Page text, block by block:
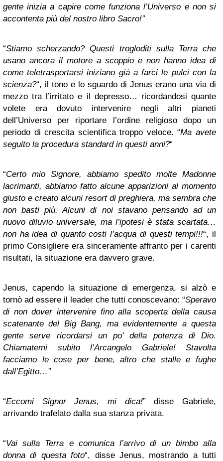
gente inizia a capire come funziona l’Universo e non si
accontenta più del nostro libro Sacro!”
“Stiamo scherzando? Questi trogloditi sulla Terra che
usano ancora il motore a scoppio e non hanno idea di
come teletrasportarsi iniziano già a farci le pulci con la
scienza?“, il tono e lo sguardo di Jenus erano una via di
mezzo tra l’irritato e il depresso… ricordandosi quante
volete era dovuto intervenire negli altri pianeti
dell’Universo per riportare l’ordine religioso dopo un
periodo di crescita scientifica troppo veloce. “Ma avete
seguito la procedura standard in questi anni?“
“Certo mio Signore, abbiamo spedito molte Madonne
lacrimanti, abbiamo fatto alcune apparizioni al momento
giusto e creato alcuni resort di preghiera, ma sembra che
non basti più. Alcuni di noi stavano pensando ad un
nuovo diluvio universale, ma l’ipotesi è stata scartata…
non ha idea di quanto costi l’acqua di questi tempi!!!“, il
primo Consigliere era sinceramente affranto per i carenti
risultati, la situazione era davvero grave.
Jenus, capendo la situazione di emergenza, si alzò e
tornò ad essere il leader che tutti conoscevano: “Speravo
di non dover intervenire fino alla scoperta della causa
scatenante del Big Bang, ma evidentemente a questa
gente serve ricordarsi un po’ della potenza di Dio.
Chiamatemi subito l’Arcangelo Gabriele! Stavolta
facciamo le cose per bene, altro che stalle e fughe
dall’Egitto…”
“Eccomi Signor Jenus, mi dica!” disse Gabriele,
arrivando trafelato dalla sua stanza privata.
“Vai sulla Terra e comunica l’arrivo di un bimbo alla
donna di questa foto“, disse Jenus, mostrando a tutti